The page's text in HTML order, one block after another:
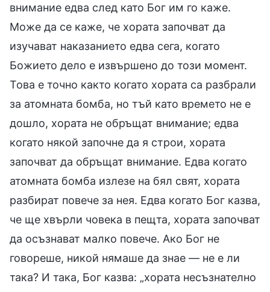
внимание едва след като Бог им го каже.
Може да се каже, че хората започват да
изучават наказанието едва сега, когато
Божието дело е извършено до този момент.
Това е точно както когато хората са разбрали
за атомната бомба, но тъй като времето не е
дошло, хората не обръщат внимание; едва
когато някой започне да я строи, хората
започват да обръщат внимание. Едва когато
атомната бомба излезе на бял свят, хората
разбират повече за нея. Едва когато Бог казва,
че ще хвърли човека в пещта, хората започват
да осъзнават малко повече. Ако Бог не
говореше, никой нямаше да знае — не е ли
така? И така, Бог казва: „хората несъзнателно